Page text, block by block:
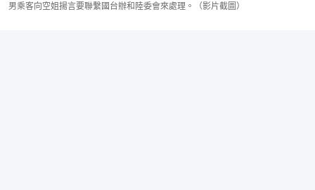
男乘客向空姐揚言要聯繫國台辦和陸委會來處理。（影片截圖）